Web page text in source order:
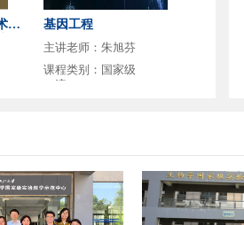
的
仿
基因工程
主讲老师：朱旭芬
课程类别：国家级
一流